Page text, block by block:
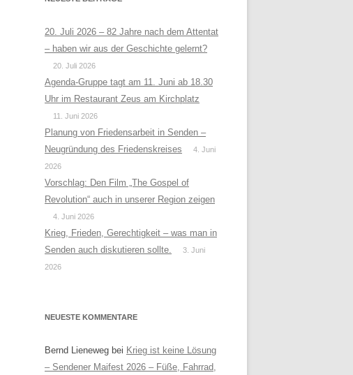
20. Juli 2026 – 82 Jahre nach dem Attentat
– haben wir aus der Geschichte gelernt?
20. Juli 2026
Agenda-Gruppe tagt am 11. Juni ab 18.30
Uhr im Restaurant Zeus am Kirchplatz
11. Juni 2026
Planung von Friedensarbeit in Senden –
Neugründung des Friedenskreises
4. Juni
2026
Vorschlag: Den Film „The Gospel of
Revolution“ auch in unserer Region zeigen
4. Juni 2026
Krieg, Frieden, Gerechtigkeit – was man in
Senden auch diskutieren sollte.
3. Juni
2026
NEUESTE KOMMENTARE
Bernd Lieneweg bei Krieg ist keine Lösung
– Sendener Maifest 2026 – Füße, Fahrrad,